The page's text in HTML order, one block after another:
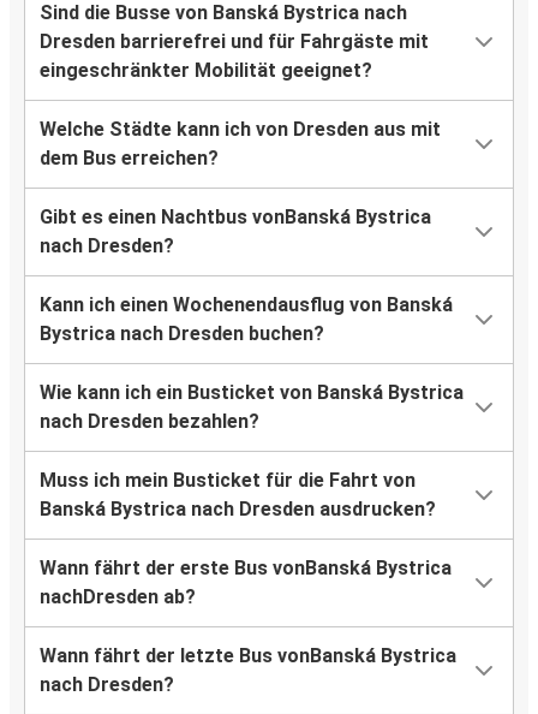
Sind die Busse von Banská Bystrica nach
Dresden barrierefrei und für Fahrgäste mit
eingeschränkter Mobilität geeignet?
Welche Städte kann ich von Dresden aus mit
dem Bus erreichen?
Gibt es einen Nachtbus vonBanská Bystrica
nach Dresden?
Kann ich einen Wochenendausflug von Banská
Bystrica nach Dresden buchen?
Wie kann ich ein Busticket von Banská Bystrica
nach Dresden bezahlen?
Muss ich mein Busticket für die Fahrt von
Banská Bystrica nach Dresden ausdrucken?
Wann fährt der erste Bus vonBanská Bystrica
nachDresden ab?
Wann fährt der letzte Bus vonBanská Bystrica
nach Dresden?